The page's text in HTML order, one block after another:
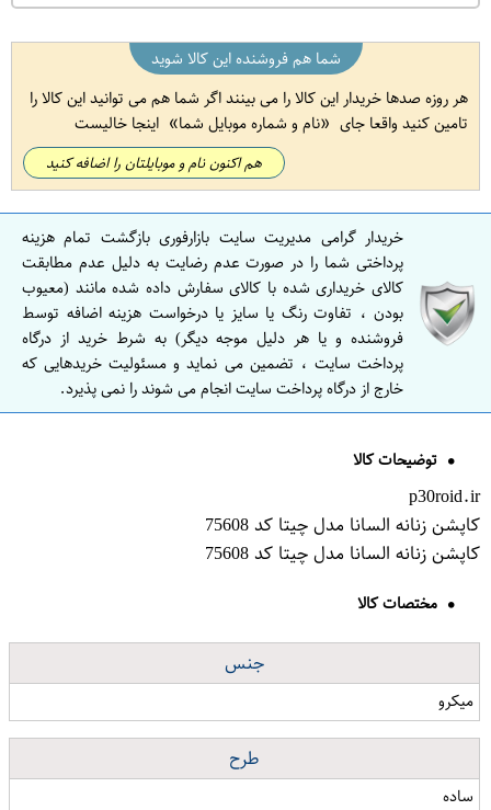
شما هم فروشنده این کالا شوید
هر روزه صدها خریدار این کالا را می بینند اگر شما هم می توانید این کالا را
تامین کنید واقعا جای
نام و شماره موبایل شما اینجا خالیست
هم اکنون نام و موبایلتان را اضافه کنید
خریدار گرامی مدیریت سایت بازارفوری بازگشت تمام هزینه
پرداختی شما را در صورت عدم رضایت به دلیل عدم مطابقت
کالای خریداری شده با کالای سفارش داده شده مانند (معیوب
بودن ، تفاوت رنگ یا سایز یا درخواست هزینه اضافه توسط
فروشنده و یا هر دلیل موجه دیگر) به شرط خرید از درگاه
پرداخت سایت ، تضمین می نماید و مسئولیت خریدهایی که
خارج از درگاه پرداخت سایت انجام می شوند را نمی پذیرد.
توضیحات کالا
p30roid.ir
کاپشن زنانه السانا مدل چیتا کد 75608
کاپشن زنانه السانا مدل چیتا کد 75608
مختصات کالا
جنس
میکرو
طرح
ساده